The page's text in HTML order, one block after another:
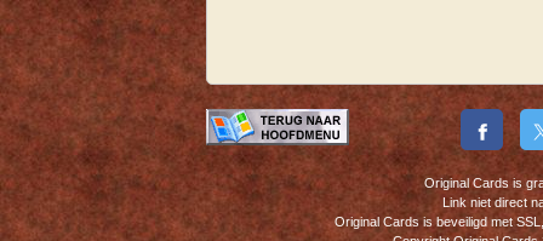
Original Cards is
Link niet direct
Original Cards is beveiligd met